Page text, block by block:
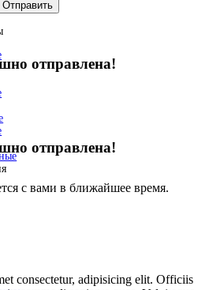
Отправить
отправлена!
отправлена!
с вами в ближайшее время.
consectetur, adipisicing elit. Officiis